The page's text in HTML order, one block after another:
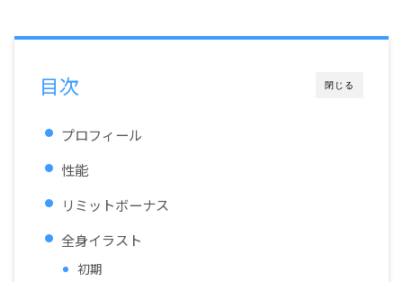
閉じる
目次
プロフィール
性能
リミットボーナス
全身イラスト
初期